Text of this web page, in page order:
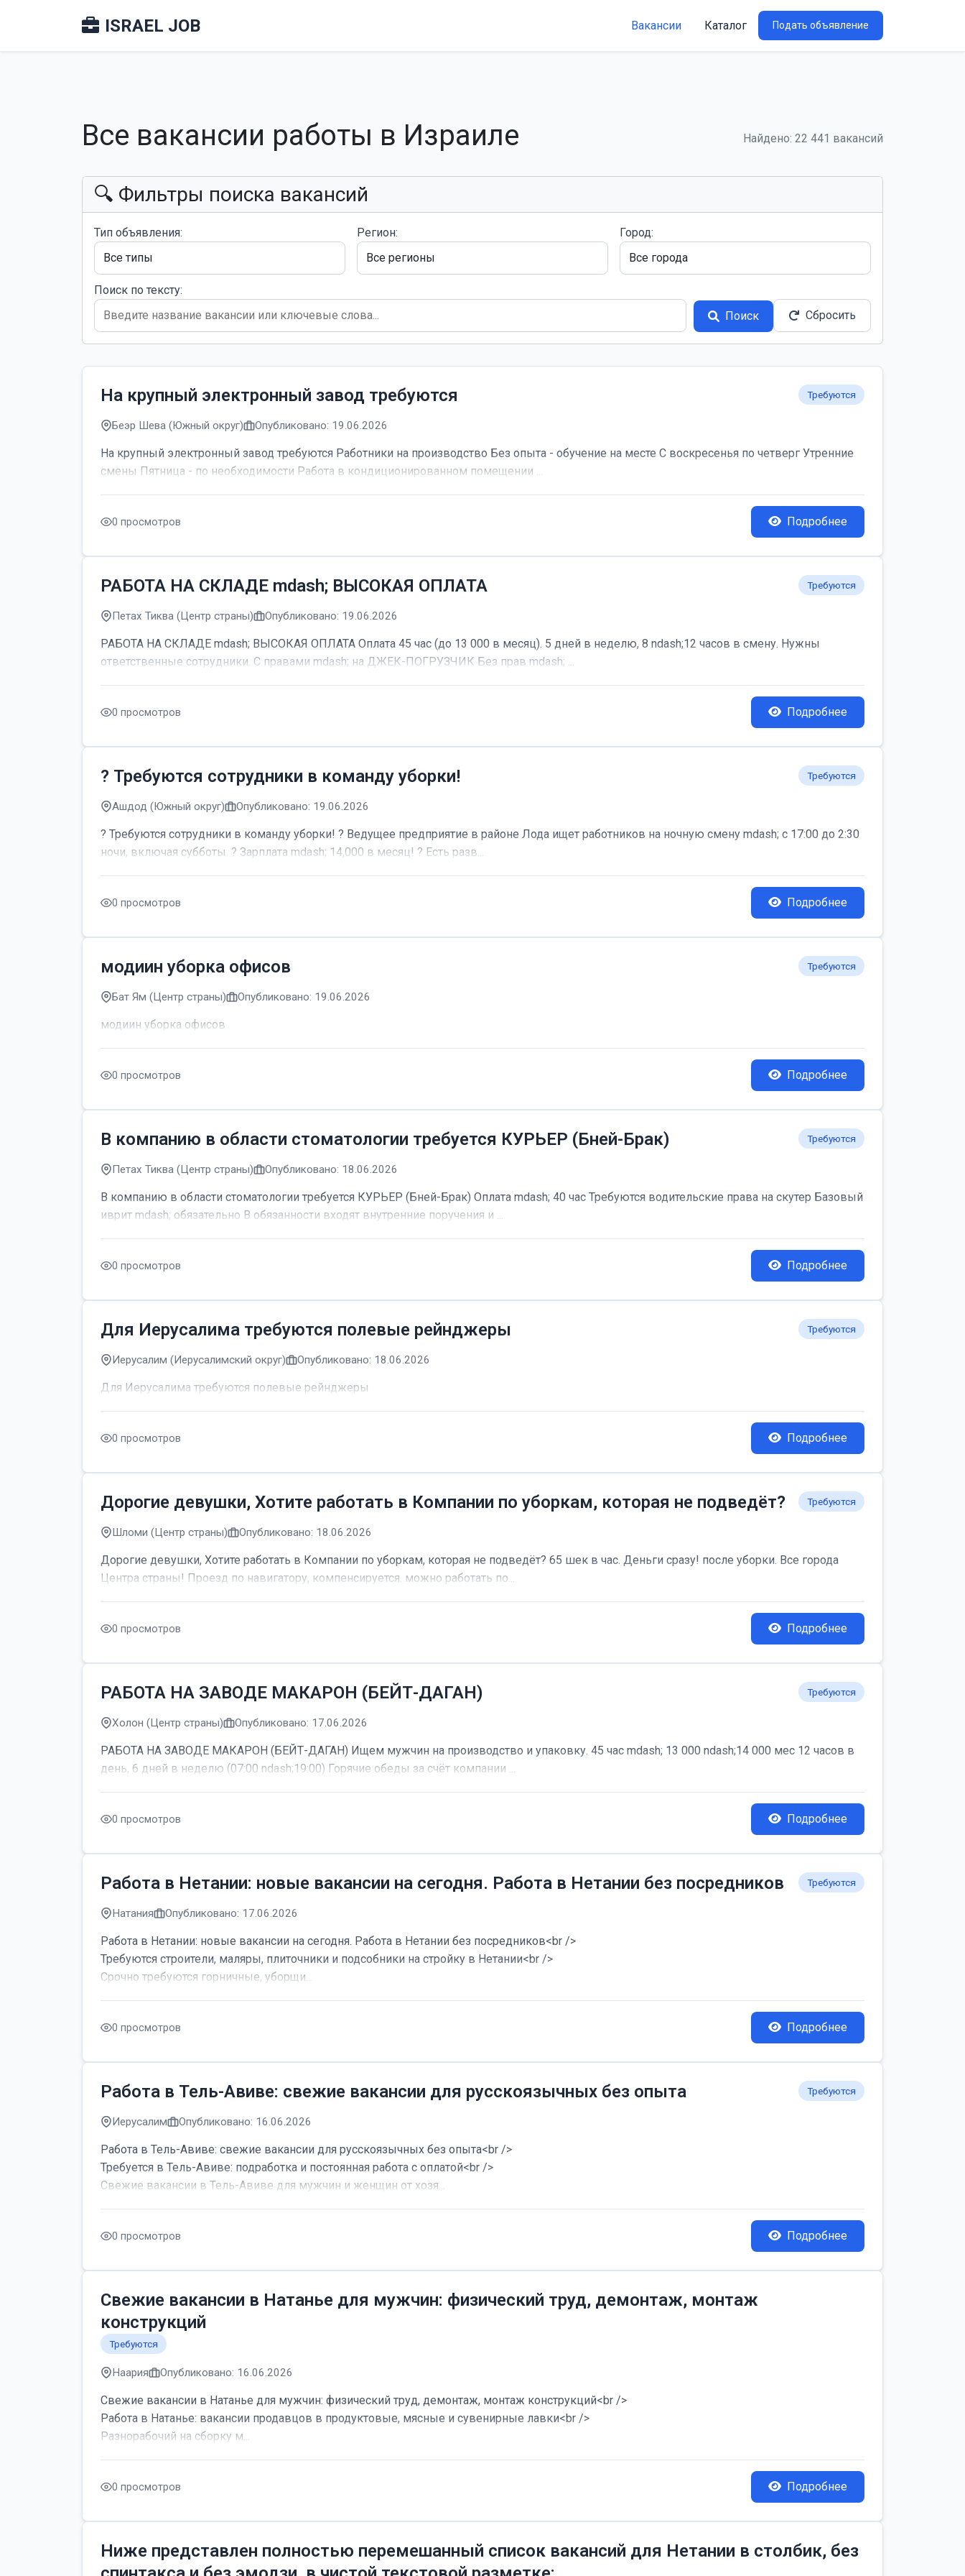
ISRAEL JOB Вакансии Каталог Подать объявление
Все вакансии работы в Израиле Найдено: 22 441 вакансий
🔍 Фильтры поиска вакансий
Тип объявления: Регион: Город:
Поиск по тексту:
Поиск
Сбросить
На крупный электронный завод требуются Требуются
Беэр Шева (Южный округ) Опубликовано: 19.06.2026
На крупный электронный завод требуются Работники на производство Без опыта - обучение на месте С воскресенья по четверг Утренние
смены Пятница - по необходимости Работа в кондиционированном помещении ...
0 просмотров Подробнее
РАБОТА НА СКЛАДЕ mdash; ВЫСОКАЯ ОПЛАТА Требуются
Петах Тиква (Центр страны) Опубликовано: 19.06.2026
РАБОТА НА СКЛАДЕ mdash; ВЫСОКАЯ ОПЛАТА Оплата 45 час (до 13 000 в месяц). 5 дней в неделю, 8 ndash;12 часов в смену. Нужны
ответственные сотрудники. С правами mdash; на ДЖЕК-ПОГРУЗЧИК Без прав mdash; ...
0 просмотров Подробнее
? Требуются сотрудники в команду уборки! Требуются
Ашдод (Южный округ) Опубликовано: 19.06.2026
? Требуются сотрудники в команду уборки! ? Ведущее предприятие в районе Лода ищет работников на ночную смену mdash; с 17:00 до 2:30
ночи, включая субботы. ? Зарплата mdash; 14,000 в месяц! ? Есть разв...
0 просмотров Подробнее
модиин уборка офисов Требуются
Бат Ям (Центр страны) Опубликовано: 19.06.2026
модиин уборка офисов
0 просмотров Подробнее
В компанию в области стоматологии требуется КУРЬЕР (Бней-Брак) Требуются
Петах Тиква (Центр страны) Опубликовано: 18.06.2026
В компанию в области стоматологии требуется КУРЬЕР (Бней-Брак) Оплата mdash; 40 час Требуются водительские права на скутер Базовый
иврит mdash; обязательно В обязанности входят внутренние поручения и ...
0 просмотров Подробнее
Для Иерусалима требуются полевые рейнджеры Требуются
Иерусалим (Иерусалимский округ) Опубликовано: 18.06.2026
Для Иерусалима требуются полевые рейнджеры
0 просмотров Подробнее
Дорогие девушки, Хотите работать в Компании по уборкам, которая не подведёт? Требуются
Шломи (Центр страны) Опубликовано: 18.06.2026
Дорогие девушки, Хотите работать в Компании по уборкам, которая не подведёт? 65 шек в час. Деньги сразу! после уборки. Все города
Центра страны! Проезд по навигатору, компенсируется. можно работать по...
0 просмотров Подробнее
РАБОТА НА ЗАВОДЕ МАКАРОН (БЕЙТ-ДАГАН) Требуются
Холон (Центр страны) Опубликовано: 17.06.2026
РАБОТА НА ЗАВОДЕ МАКАРОН (БЕЙТ-ДАГАН) Ищем мужчин на производство и упаковку. 45 час mdash; 13 000 ndash;14 000 мес 12 часов в
день, 6 дней в неделю (07:00 ndash;19:00) Горячие обеды за счёт компании ...
0 просмотров Подробнее
Работа в Нетании: новые вакансии на сегодня. Работа в Нетании без посредников Требуются
Натания Опубликовано: 17.06.2026
Работа в Нетании: новые вакансии на сегодня. Работа в Нетании без посредников<br />
Требуются строители, маляры, плиточники и подсобники на стройку в Нетании<br />
Срочно требуются горничные, уборщи...
0 просмотров Подробнее
Работа в Тель-Авиве: свежие вакансии для русскоязычных без опыта Требуются
Иерусалим Опубликовано: 16.06.2026
Работа в Тель-Авиве: свежие вакансии для русскоязычных без опыта<br />
Требуется в Тель-Авиве: подработка и постоянная работа с оплатой<br />
Свежие вакансии в Тель-Авиве для мужчин и женщин от хозя...
0 просмотров Подробнее
Свежие вакансии в Натанье для мужчин: физический труд, демонтаж, монтаж
конструкций
Требуются
Наария Опубликовано: 16.06.2026
Свежие вакансии в Натанье для мужчин: физический труд, демонтаж, монтаж конструкций<br />
Работа в Натанье: вакансии продавцов в продуктовые, мясные и сувенирные лавки<br />
Разнорабочий на сборку м...
0 просмотров Подробнее
Ниже представлен полностью перемешанный список вакансий для Нетании в столбик, без